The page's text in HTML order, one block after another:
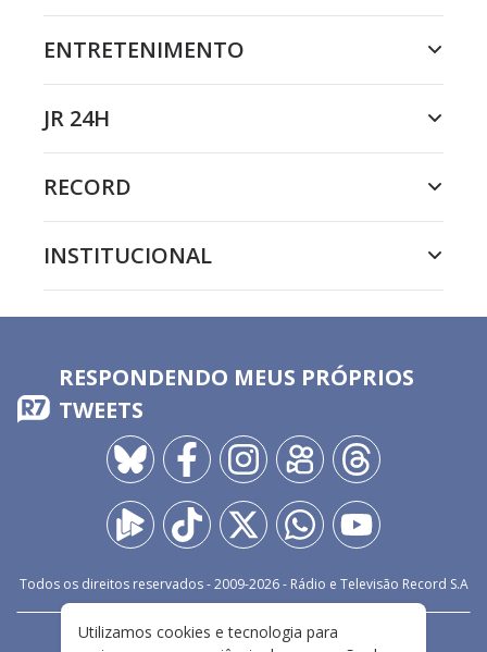
ENTRETENIMENTO
JR 24H
RECORD
INSTITUCIONAL
RESPONDENDO MEUS PRÓPRIOS
TWEETS
Todos os direitos reservados - 2009-2026- Rádio e Televisão Record S.A
FALE CONOSCO PRIVACIDADE
Utilizamos cookies e tecnologia para